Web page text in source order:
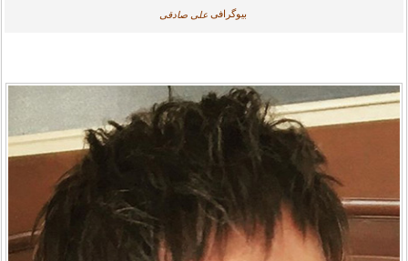
بیوگرافی علی صادقی